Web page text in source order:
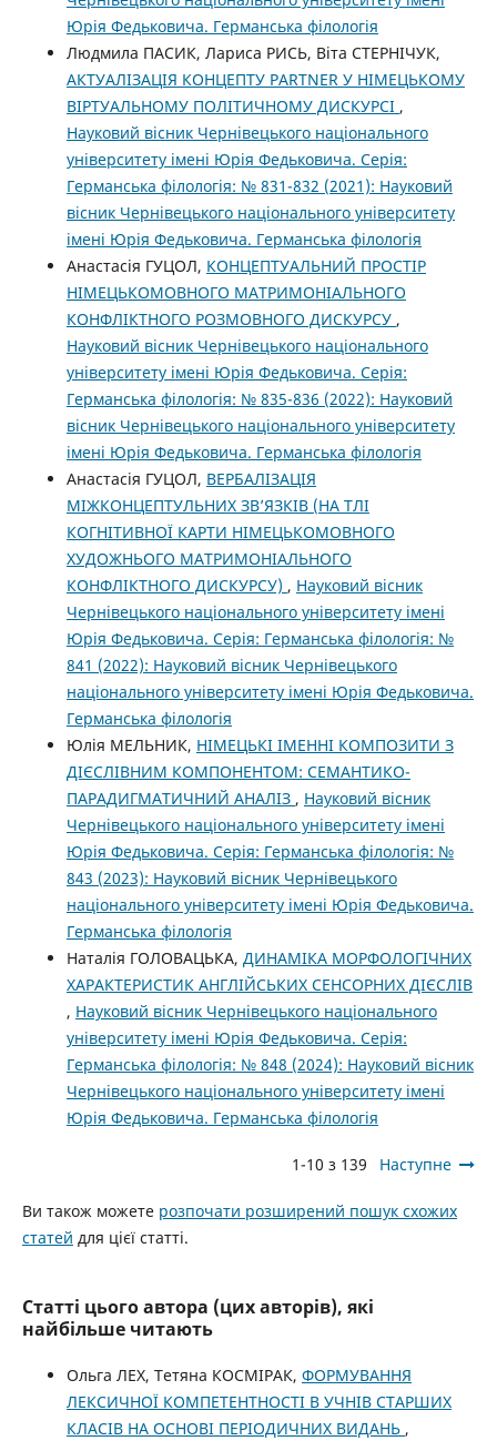
Юрія Федьковича. Германська філологія
Людмила ПАСИК, Лариса РИСЬ, Віта СТЕРНІЧУК,
АКТУАЛІЗАЦІЯ КОНЦЕПТУ PARTNER У НІМЕЦЬКОМУ
ВІРТУАЛЬНОМУ ПОЛІТИЧНОМУ ДИСКУРСІ ,
Науковий вісник Чернівецького національного
університету імені Юрія Федьковича. Серія:
Германська філологія: № 831-832 (2021): Науковий
вісник Чернівецького національного університету
імені Юрія Федьковича. Германська філологія
Анастасія ГУЦОЛ, КОНЦЕПТУАЛЬНИЙ ПРОСТІР
НІМЕЦЬКОМОВНОГО МАТРИМОНІАЛЬНОГО
КОНФЛІКТНОГО РОЗМОВНОГО ДИСКУРСУ ,
Науковий вісник Чернівецького національного
університету імені Юрія Федьковича. Серія:
Германська філологія: № 835-836 (2022): Науковий
вісник Чернівецького національного університету
імені Юрія Федьковича. Германська філологія
Анастасія ГУЦОЛ, ВЕРБАЛІЗАЦІЯ
МІЖКОНЦЕПТУЛЬНИХ ЗВ’ЯЗКІВ (НА ТЛІ
КОГНІТИВНОЇ КАРТИ НІМЕЦЬКОМОВНОГО
ХУДОЖНЬОГО МАТРИМОНІАЛЬНОГО
КОНФЛІКТНОГО ДИСКУРСУ) , Науковий вісник
Чернівецького національного університету імені
Юрія Федьковича. Серія: Германська філологія: №
841 (2022): Науковий вісник Чернівецького
національного університету імені Юрія Федьковича.
Германська філологія
Юлія МЕЛЬНИК, НІМЕЦЬКІ ІМЕННІ КОМПОЗИТИ З
ДІЄСЛІВНИМ КОМПОНЕНТОМ: СЕМАНТИКО-
ПАРАДИГМАТИЧНИЙ АНАЛІЗ , Науковий вісник
Чернівецького національного університету імені
Юрія Федьковича. Серія: Германська філологія: №
843 (2023): Науковий вісник Чернівецького
національного університету імені Юрія Федьковича.
Германська філологія
Наталія ГОЛОВАЦЬКА, ДИНАМІКА МОРФОЛОГІЧНИХ
ХАРАКТЕРИСТИК АНГЛІЙСЬКИХ СЕНСОРНИХ ДІЄСЛІВ
, Науковий вісник Чернівецького національного
університету імені Юрія Федьковича. Серія:
Германська філологія: № 848 (2024): Науковий вісник
Чернівецького національного університету імені
Юрія Федьковича. Германська філологія
1-10 з 139 Наступне
Ви також можете розпочати розширений пошук схожих
статей для цієї статті.
Статті цього автора (цих авторів), які
найбільше читають
Ольга ЛЕХ, Тетяна КОСМІРАК, ФОРМУВАННЯ
ЛЕКСИЧНОЇ КОМПЕТЕНТНОСТІ В УЧНІВ СТАРШИХ
КЛАСІВ НА ОСНОВІ ПЕРІОДИЧНИХ ВИДАНЬ ,